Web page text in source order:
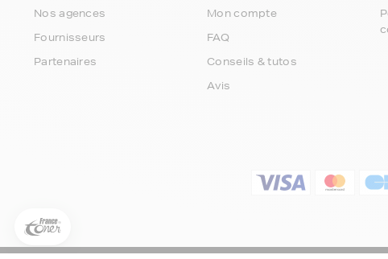
Nos agences
Fournisseurs
Partenaires
Mon compte
FAQ
Conseils & tutos
Avis